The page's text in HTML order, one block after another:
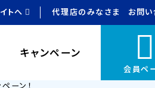
会員ペ
キャンペーン
トへ 代理店のみなさま お問